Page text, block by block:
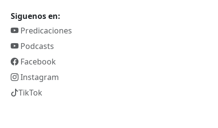
Siguenos en:
Predicaciones
Podcasts
Facebook
Instagram
TikTok